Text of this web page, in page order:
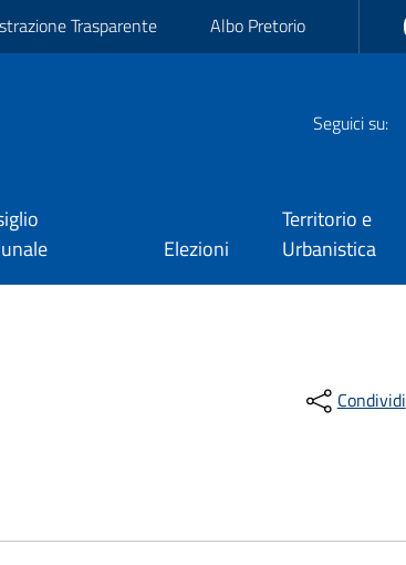
Trasparente Albo Pretorio
Seguici su:
Elezioni
Territorio e
Urbanistica
Condividi